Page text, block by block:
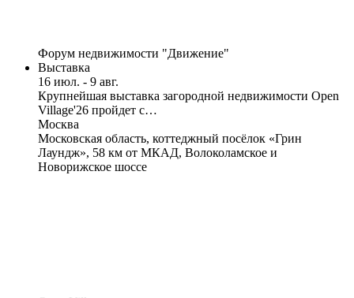
Форум недвижимости "Движение"
Выставка
16 июл. - 9 авг.
Крупнейшая выставка загородной недвижимости Open
Village'26 пройдет с…
Москва
Московская область, коттеджный посёлок «Грин
Лаундж», 58 км от МКАД, Волоколамское и
Новорижское шоссе